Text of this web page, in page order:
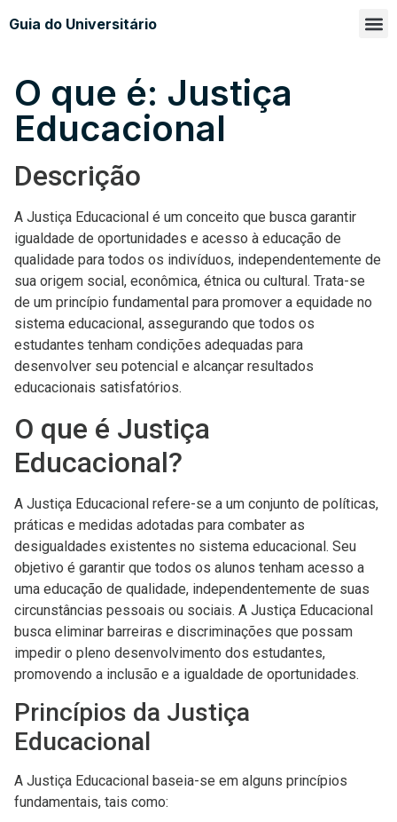
Guia do Universitário
O que é: Justiça
Educacional
Descrição
A Justiça Educacional é um conceito que busca garantir
igualdade de oportunidades e acesso à educação de
qualidade para todos os indivíduos, independentemente de
sua origem social, econômica, étnica ou cultural. Trata-se
de um princípio fundamental para promover a equidade no
sistema educacional, assegurando que todos os
estudantes tenham condições adequadas para
desenvolver seu potencial e alcançar resultados
educacionais satisfatórios.
O que é Justiça
Educacional?
A Justiça Educacional refere-se a um conjunto de políticas,
práticas e medidas adotadas para combater as
desigualdades existentes no sistema educacional. Seu
objetivo é garantir que todos os alunos tenham acesso a
uma educação de qualidade, independentemente de suas
circunstâncias pessoais ou sociais. A Justiça Educacional
busca eliminar barreiras e discriminações que possam
impedir o pleno desenvolvimento dos estudantes,
promovendo a inclusão e a igualdade de oportunidades.
Princípios da Justiça
Educacional
A Justiça Educacional baseia-se em alguns princípios
fundamentais, tais como: